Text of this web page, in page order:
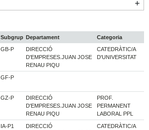
Subgrup Departament
Categoria
GB-P
DIRECCIÓ
D'EMPRESES.JUAN JOSE
RENAU PIQU
CATEDRÀTIC/A
D'UNIVERSITAT
GF-P
GZ-P
DIRECCIÓ
D'EMPRESES.JUAN JOSE
RENAU PIQU
PROF.
PERMANENT
LABORAL PPL
IA-P1
DIRECCIÓ
CATEDRÀTIC/A